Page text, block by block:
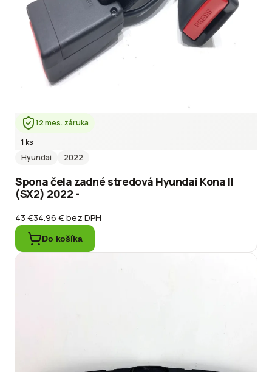
12 mes. záruka
1 ks
Hyundai
2022
Spona čela zadné stredová Hyundai Kona II
(SX2) 2022 -
43 €34.96 €bez DPH
Do košíka